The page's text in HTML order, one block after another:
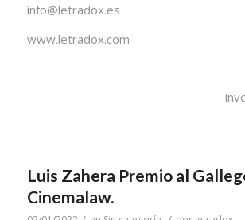
info@letradox.es
www.letradox.com
Luis Zahera Premio al
Cinemalaw.